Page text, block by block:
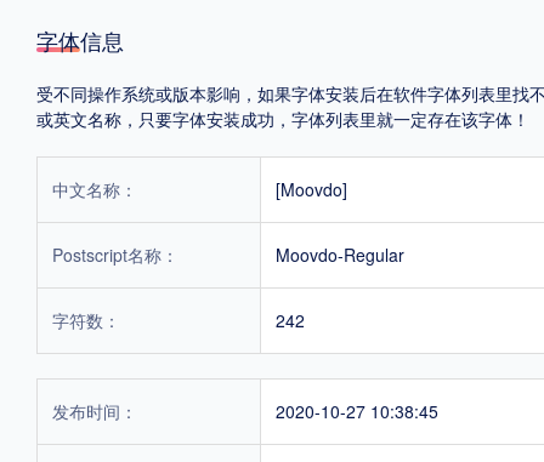
地区
中国大陆 中国港澳台 更多
字体新闻 字体程序
字体信息
受不同操作系统或版本影响，如果字体安装后在软件字体列表里
或英文名称，只要字体安装成功，字体列表里就一定存在该字体！
中文名称： [Moovdo]
Postscript名称： Moovdo-Regular
字符数： 242
发布时间： 2020-10-27 10:38:45